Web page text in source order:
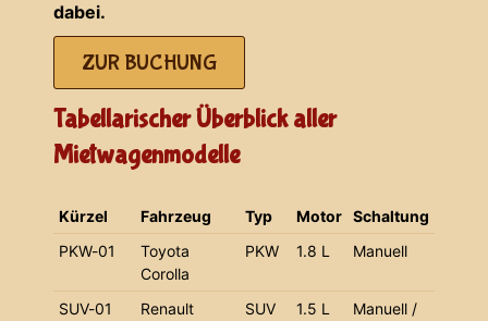
dabei.
ZUR BUCHUNG
Tabellarischer Überblick aller
Mietwagenmodelle
Kürzel Fahrzeug Typ Motor Schaltung
PKW-01
Toyota
Corolla
PKW 1.8 L Manuell
SUV-01
Renault
SUV 1.5 L
Manuell /